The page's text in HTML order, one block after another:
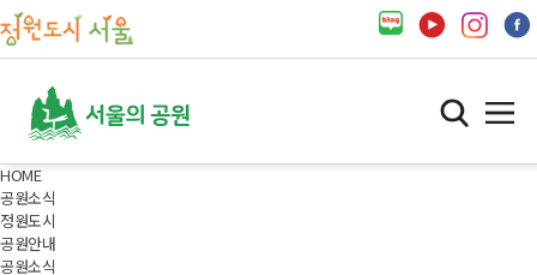
HOME
공원소식
정원도시
공원안내
공원소식